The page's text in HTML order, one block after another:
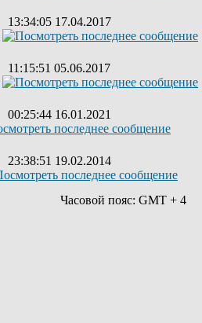
13:34:05 17.04.2017
11:15:51 05.06.2017
00:25:44 16.01.2021
23:38:51 19.02.2014
Часовой пояс: GMT + 4